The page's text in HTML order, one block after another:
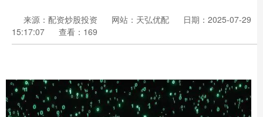
来源：配资炒股投资 网站：天弘优配
日期：2025-07-29
15:17:07
查看：169